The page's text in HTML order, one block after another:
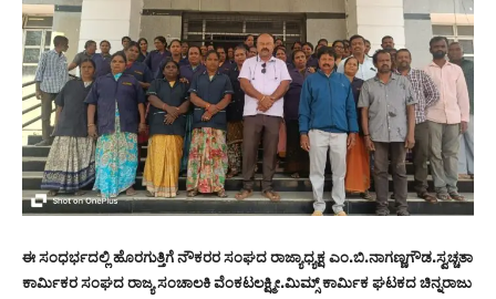
ಈ ಸಂಧರ್ಭದಲ್ಲಿ ಹೊರಗುತ್ತಿಗೆ ನೌಕರರ ಸಂಘದ ರಾಜ್ಯಾಧ್ಯಕ್ಷ ಎಂ.ಬಿ.ನಾಗಣ್ಣಗೌಡ.ಸ್ವಚ್ಚತಾ
ಕಾರ್ಮಿಕರ ಸಂಘದ ರಾಜ್ಯ ಸಂಚಾಲಕಿ ವೆಂಕಟಲಕ್ಷ್ಮೀ.ಮಿಮ್ಸ್ ಕಾರ್ಮಿಕ ಘಟಕದ ಚಿನ್ನರಾಜು